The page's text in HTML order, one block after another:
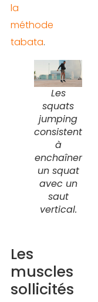
la
méthode
tabata.
Les
squats
jumping
consistent
à
enchaîner
un squat
avec un
saut
vertical.
Les
muscles
sollicités